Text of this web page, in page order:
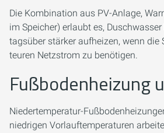
Die Kombination aus PV-Anlage,
im Speicher) erlaubt es,
tagsüber stärker aufheizen, wenn
teuren Netzstrom zu benötigen.
Fußbodenheizung
Niedertemperatur-
niedrigen Vorlauftemperaturen